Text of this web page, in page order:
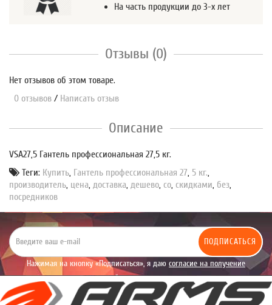
На часть продукции до 3-х лет
Отзывы (0)
Нет отзывов об этом товаре.
0 отзывов / Написать отзыв
Описание
VSA27,5 Гантель профессиональная 27,5 кг.
Теги: Купить, Гантель профессиональная 27, 5 кг.,
производитель, цена, доставка, дешево, со, скидками, без,
посредников
ПОДПИСАТЬСЯ
Нажимая на кнопку «Подписаться», я даю согласие на получение
уведомлений рекламного характера.